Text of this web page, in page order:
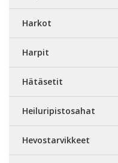
Harkot
Harpit
Hätäsetit
Heiluripistosahat
Hevostarvikkeet